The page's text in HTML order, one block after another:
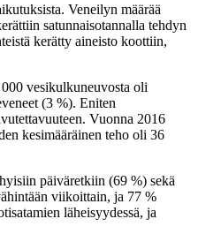
Veneilyn määrää
satunnaisotannalla tehdyn
kerätty aineisto koottiin,
vesikulkuneuvosta oli
(3 %). Eniten
Vuonna 2016
kesimääräinen teho oli 36
päiväretkiin (69 %) sekä
viikoittain, ja 77 %
läheisyydessä, ja